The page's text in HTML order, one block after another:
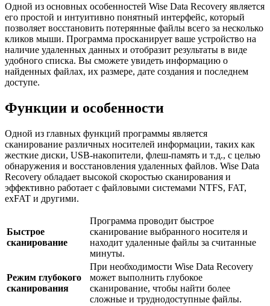
Одной из основных особенностей Wise Data Recovery является
его простой и интуитивно понятный интерфейс, который
позволяет восстановить потерянные файлы всего за несколько
кликов мыши. Программа просканирует ваше устройство на
наличие удаленных данных и отобразит результаты в виде
удобного списка. Вы сможете увидеть информацию о
найденных файлах, их размере, дате создания и последнем
доступе.
Функции и особенности
Одной из главных функций программы является
сканирование различных носителей информации, таких как
жесткие диски, USB-накопители, флеш-память и т.д., с целью
обнаружения и восстановления удаленных файлов. Wise Data
Recovery обладает высокой скоростью сканирования и
эффективно работает с файловыми системами NTFS, FAT,
exFAT и другими.
Быстрое
сканирование
Программа проводит быстрое
сканирование выбранного носителя и
находит удаленные файлы за считанные
минуты.
Режим глубокого
сканирования
При необходимости Wise Data Recovery
может выполнить глубокое
сканирование, чтобы найти более
сложные и труднодоступные файлы.